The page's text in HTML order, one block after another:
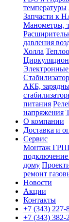
температуры
Запчасти
Манометры,
давления
Холла
АКБ,
питания
напряжения
О компании
Доставка и
Сервис
Монтаж
подключение
дому
ремонт
Новости
Акции
Контакты
+7 (343) 227-
+7 (343) 382-